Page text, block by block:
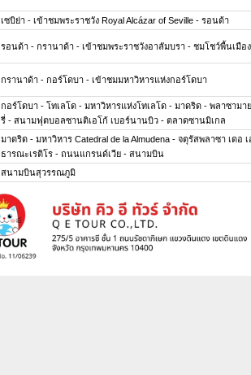
เซบิย่า - เข้าชมพระราชวัง Royal Alcázar of Seville - รอนด้า
รอนด้า - กรานาด้า - เข้าชมพระราชวังอาลัมบรา - ชมโชว์พื้นเมือ
กรานาด้า - กอร์โดบา - เข้าชมมหาวิหารแห่งกอร์โดบา
กอร์โดบา - โทเลโด - มหาวิหารแห่งโทเลโด - มาดริด - พลาซาม
รี่ - สนามฟุตบอลซานติเอโก้ เบอร์นานบิว - ตลาดซานมิเกล
มาดริด - มหาวิหาร Catedral de la Almudena - จตุรัสพลาซา เดอ
ธารณะเรติโร - ถนนแกรนด์เวีย - สนามบิน
สนามบินสุวรรณภูมิ